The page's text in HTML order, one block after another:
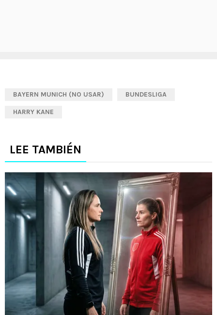
BAYERN MUNICH (NO USAR) BUNDESLIGA
HARRY KANE
LEE TAMBIÉN